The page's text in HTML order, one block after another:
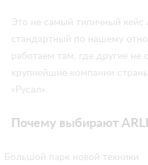
Это не самый типичный кейс
стандартный по нашему
работаем там, где другие не
крупнейшие компании
«Русал».
Почему выбирают
Большой парк новой техники